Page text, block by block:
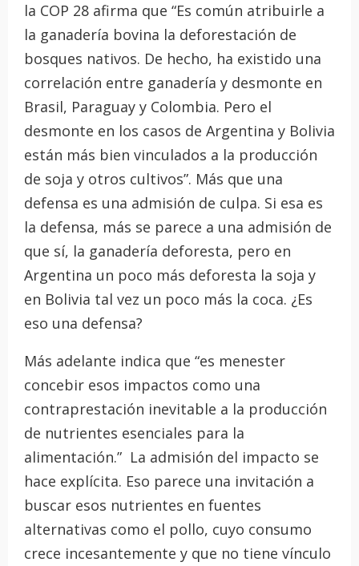
la COP 28 afirma que “Es común atribuirle a
la ganadería bovina la deforestación de
bosques nativos. De hecho, ha existido una
correlación entre ganadería y desmonte en
Brasil, Paraguay y Colombia. Pero el
desmonte en los casos de Argentina y Bolivia
están más bien vinculados a la producción
de soja y otros cultivos”. Más que una
defensa es una admisión de culpa. Si esa es
la defensa, más se parece a una admisión de
que sí, la ganadería deforesta, pero en
Argentina un poco más deforesta la soja y
en Bolivia tal vez un poco más la coca. ¿Es
eso una defensa?
Más adelante indica que “es menester
concebir esos impactos como una
contraprestación inevitable a la producción
de nutrientes esenciales para la
alimentación.” La admisión del impacto se
hace explícita. Eso parece una invitación a
buscar esos nutrientes en fuentes
alternativas como el pollo, cuyo consumo
crece incesantemente y que no tiene vínculo